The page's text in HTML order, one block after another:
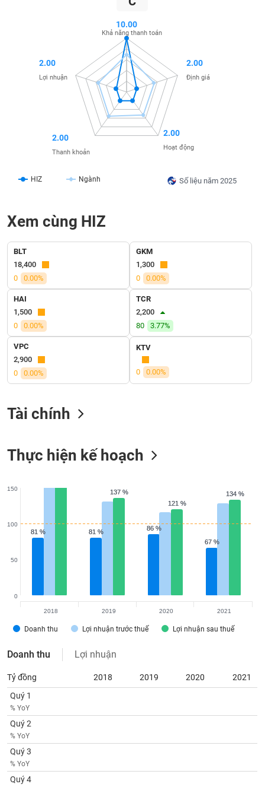
Số liệu năm 2025
HIZ Ngành
10.00
Khả năng thanh toán
2.00
Định giá
2.00
Hoạt động
2.00
Thanh khoản
2.00
Lợi nhuận
Xem cùng HIZ
BLT
18,400
0
0.00%
GKM
1,300
0
0.00%
HAI
1,500
0
0.00%
TCR
2,200
80
3.77%
VPC
2,900
0
0.00%
KTV
0 0.00%
Tài chính
Thực hiện kế hoạch
81 %
81 % 81 %
81 % 86 %
86 %
67 %
67 %
137 %
137 %
121 %
121 %
134 %
134 %
Doanh thu Lợi nhuận trước thuế Lợi nhuận sau thuế
0
50
100
150
2018 2019 2020 2021
Doanh thu Lợi nhuận
Tỷ đồng 2018 2019 2020
2021
Quý 1
% YoY
Quý 2
% YoY
Quý 3
% YoY
Quý 4
DÙNG
KHÔNG
THIẾT
CHĂM
SÓC
SỨC
KHỎE
CHÍNH
THÔNG
TIN
DỊCH
VỤ
ÍCH
BẤT
ĐỘNG
SẢN
Mã
chứng
khoán
(-)